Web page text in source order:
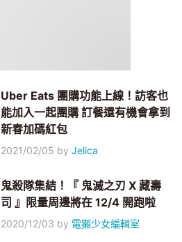
Uber Eats 團購功能上線！訪客也
能加入一起團購 訂餐還有機會拿到
新春加碼紅包
2021/02/05 byJelica
鬼殺隊集結！『 鬼滅之刃 X 藏壽
司 』限量周邊將在 12/4 開跑啦
2020/12/03 by 電獺少女編輯室